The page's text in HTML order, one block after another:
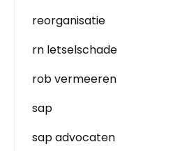
reorganisatie
rn letselschade
rob vermeeren
sap
sap advocaten